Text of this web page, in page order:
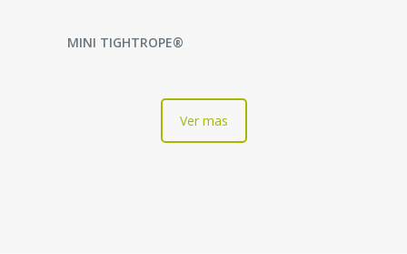
LEER MÁS
MINI TIGHTROPE®
Ver mas